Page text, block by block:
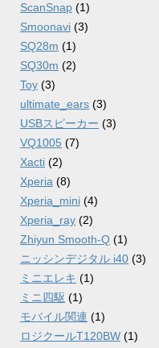
ScanSnap (1)
Smoonavi (3)
SQ28m (1)
SQ30m (2)
Toy (3)
ultimate_ears (3)
USBスピーカー (3)
VQ1005 (7)
Xacti (2)
Xperia (8)
Xperia_mini (4)
Xperia_ray (2)
Zhiyun Smooth-Q (1)
ニッシンデジタル i40 (3)
ミニエレキ (1)
ミニ四駆 (1)
モバイル関連 (1)
ロジクールT120BW (1)